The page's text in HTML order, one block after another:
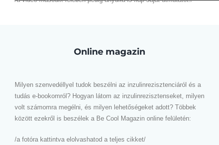
Online magazin
Milyen szenvedéllyel tudok beszélni az inzulinrezisztenciáról és a
tudás e-bookomról? Hogyan látom az inzulinrezisztenseket, milyen
volt számomra megélni, és milyen lehetőségeket adott? Többek
között ezekről is beszélek a Be Cool Magazin online felületén:
/a fotóra kattintva elolvashatod a teljes cikket/